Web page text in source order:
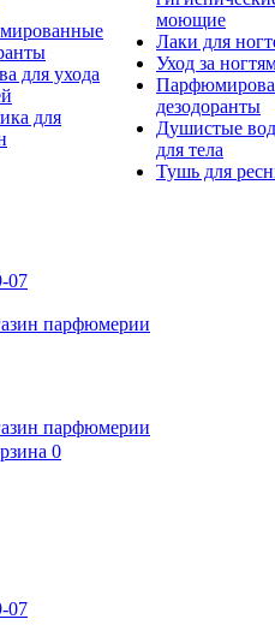
для ухода
для
моющие
Лаки для
Уход за
дезодоранты
Душистые
для тела
Тушь для
07
0
07